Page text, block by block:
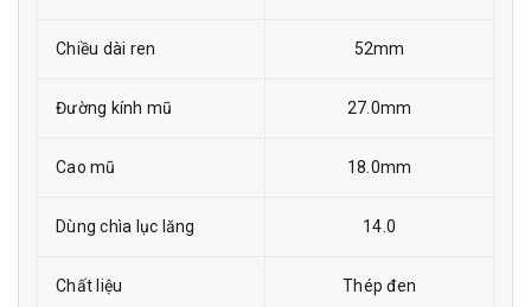
Chiều dài ren 52mm
Đường kính mũ 27.0mm
Cao mũ 18.0mm
Dùng chìa lục lăng 14.0
Chất liệu Thép đen